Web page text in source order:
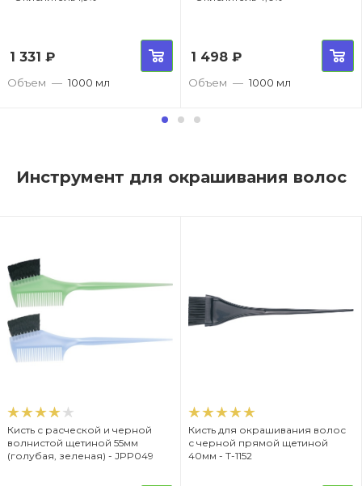
1 331 ₽
Объем — 1000 мл
1 498₽
Объем — 1000 мл
Инструмент для окрашивания волос
Кисть с расческой и черной
волнистой щетиной 55мм
(голубая, зеленая) - JPP049
Кисть для окрашивания волос
с черной прямой щетиной
40мм - T-1152